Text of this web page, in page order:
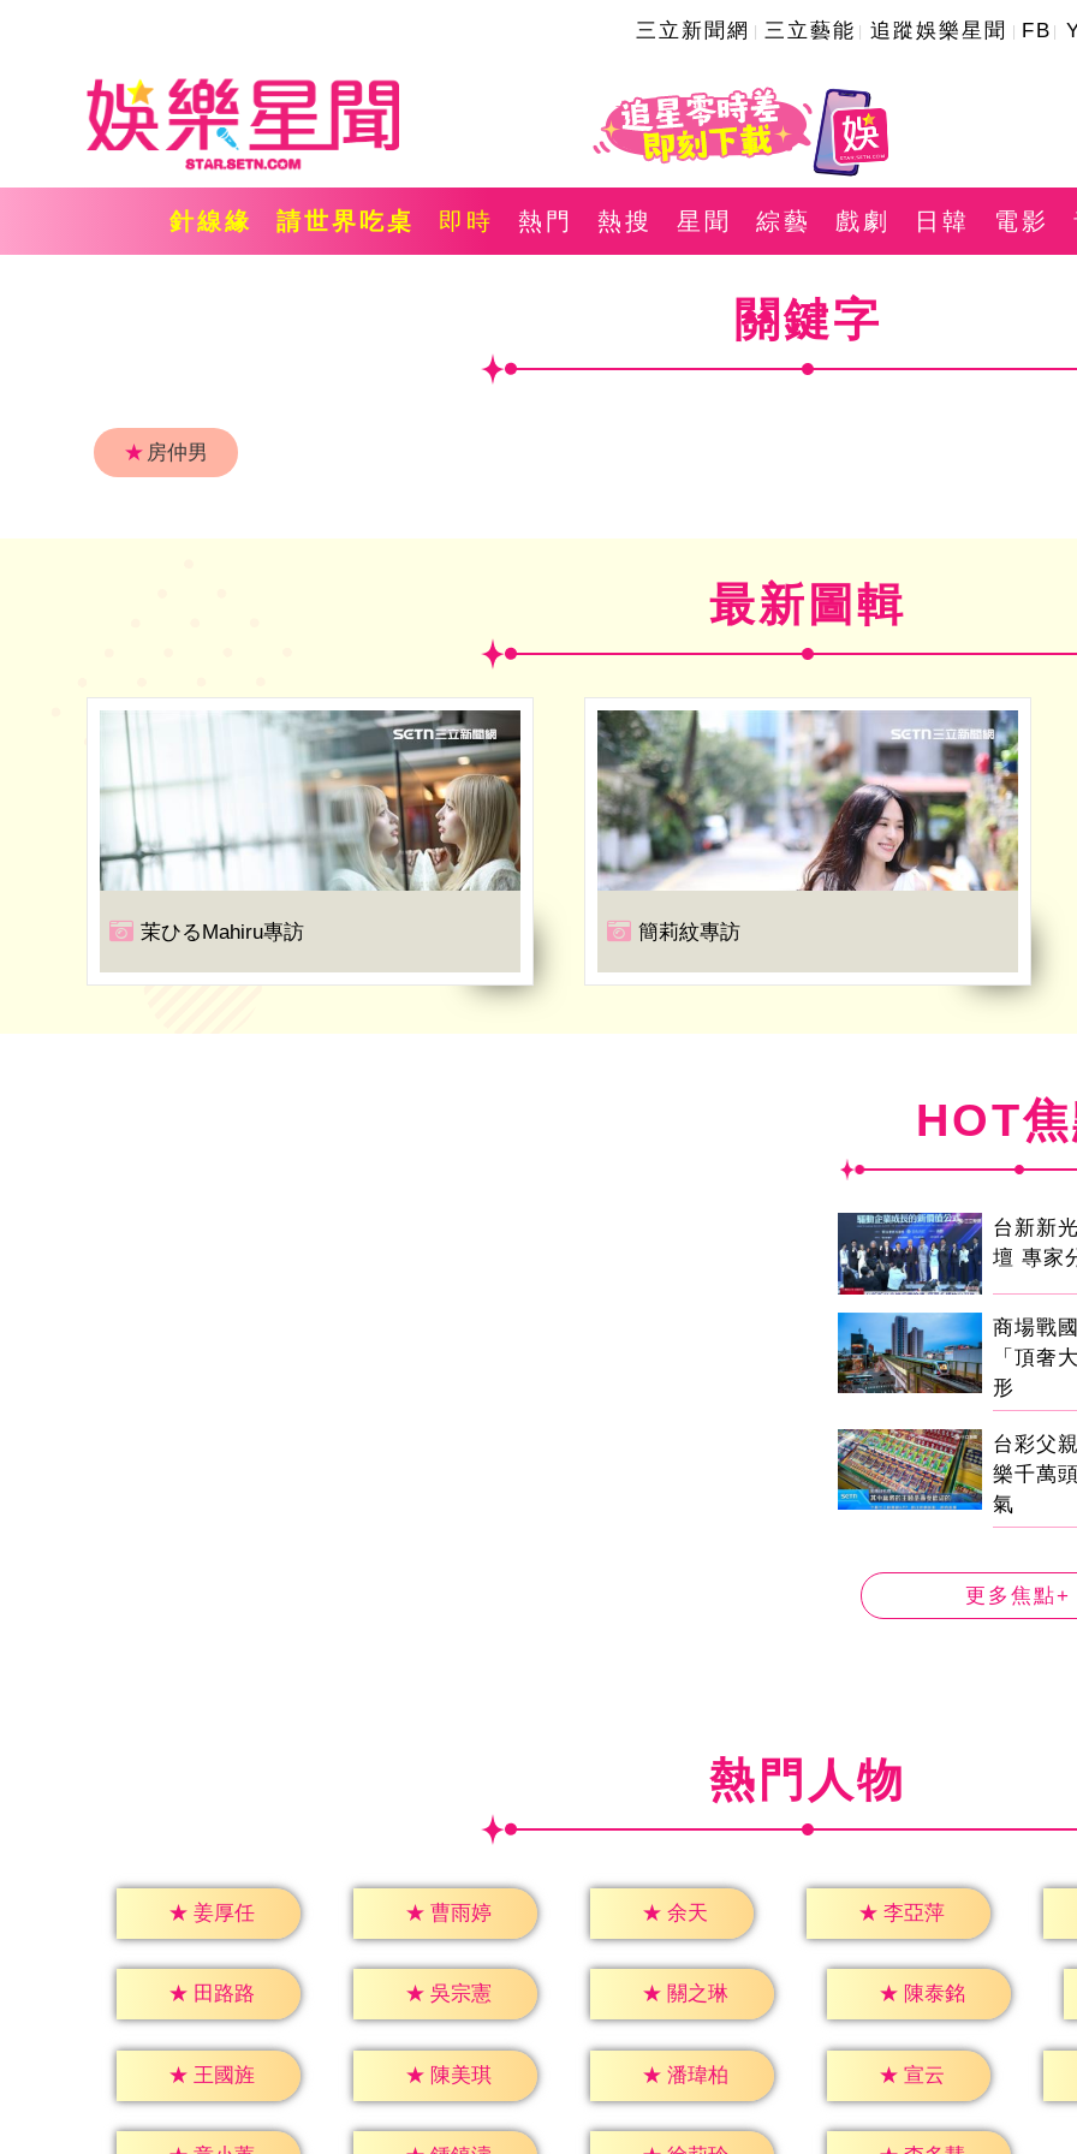
三立新聞網 三立藝能 追蹤娛樂星聞 FB
針線緣 請世界吃桌 即時 熱門 熱搜 星聞 綜藝 戲劇 日韓 電影
關鍵字
★ 房仲男
最新圖輯
茉ひるMahiru專訪 簡莉紋專訪
HOT
台新新
壇 專家
商場戰
「頂奢
形
台彩父
樂千萬
氣
更多焦點+
熱門人物
★ 姜厚任 ★ 曹雨婷 ★ 余天 ★ 李亞萍
★ 田路路 ★ 吳宗憲 ★ 關之琳 ★ 陳泰銘
★ 王國旌 ★ 陳美琪 ★ 潘瑋柏 ★ 宣云